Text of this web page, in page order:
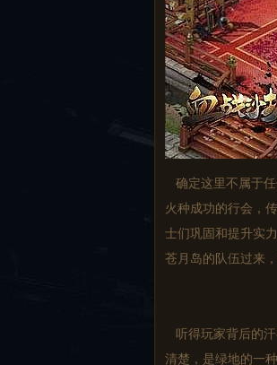
确定这里不属于任
火种成功的行会，
士们巩固和提升实
苍月岛的队伍过来
听得玩家背后的汗
清楚，是绿地的一